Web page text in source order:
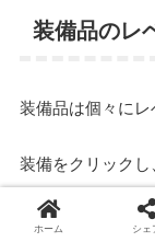
装備品のレ
装備品は個々にレ
装備をクリックし
ホーム シェ